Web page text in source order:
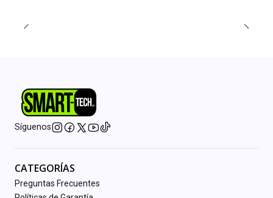
Síguenos
CATEGORÍAS
Preguntas Frecuentes